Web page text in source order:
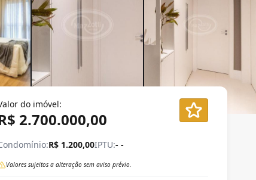
do imóvel:
2.700.000,00
R$ 1.200,00IPTU:- -
Valores sujeitos a alteração sem aviso prévio.